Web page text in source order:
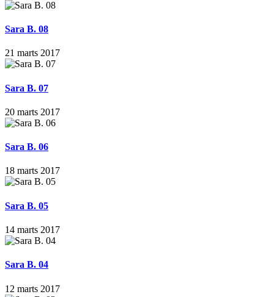
Sara B. 08
21 marts 2017
Sara B. 07
20 marts 2017
Sara B. 06
18 marts 2017
Sara B. 05
14 marts 2017
Sara B. 04
12 marts 2017